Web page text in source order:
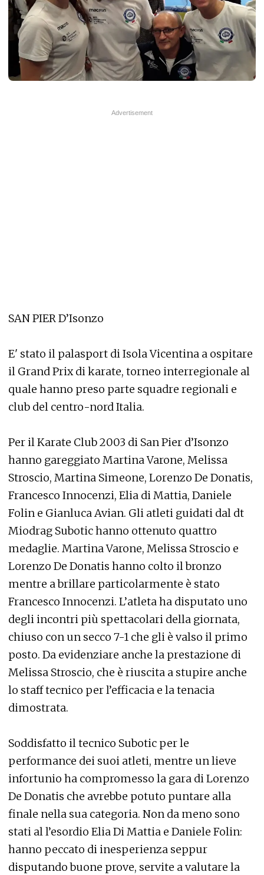
SAN PIER D’Isonzo
E' stato il palasport di Isola Vicentina a ospitare
il Grand Prix di karate, torneo interregionale al
quale hanno preso parte squadre regionali e
club del centro-nord Italia.
Per il Karate Club 2003 di San Pier d’Isonzo
hanno gareggiato Martina Varone, Melissa
Stroscio, Martina Simeone, Lorenzo De Donatis,
Francesco Innocenzi, Elia di Mattia, Daniele
Folin e Gianluca Avian. Gli atleti guidati dal dt
Miodrag Subotic hanno ottenuto quattro
medaglie. Martina Varone, Melissa Stroscio e
Lorenzo De Donatis hanno colto il bronzo
mentre a brillare particolarmente è stato
Francesco Innocenzi. L’atleta ha disputato uno
degli incontri più spettacolari della giornata,
chiuso con un secco 7-1 che gli è valso il primo
posto. Da evidenziare anche la prestazione di
Melissa Stroscio, che è riuscita a stupire anche
lo staff tecnico per l’efficacia e la tenacia
dimostrata.
Soddisfatto il tecnico Subotic per le
performance dei suoi atleti, mentre un lieve
infortunio ha compromesso la gara di Lorenzo
De Donatis che avrebbe potuto puntare alla
finale nella sua categoria. Non da meno sono
stati al l’esordio Elia Di Mattia e Daniele Folin:
hanno peccato di inesperienza seppur
disputando buone prove, servite a valutare la